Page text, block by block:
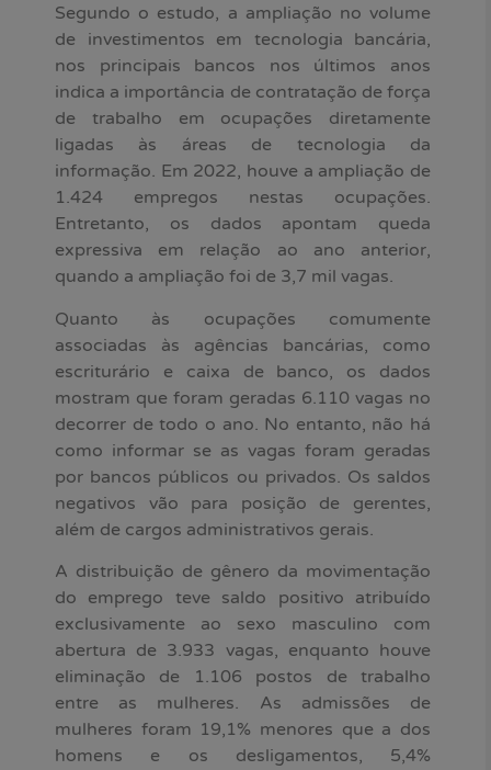
Segundo o estudo, a ampliação no volume
de investimentos em tecnologia bancária,
nos principais bancos nos últimos anos
indica a importância de contratação de força
de trabalho em ocupações diretamente
ligadas às áreas de tecnologia da
informação. Em 2022, houve a ampliação de
1.424 empregos nestas ocupações.
Entretanto, os dados apontam queda
expressiva em relação ao ano anterior,
quando a ampliação foi de 3,7 mil vagas.
Quanto às ocupações comumente
associadas às agências bancárias, como
escriturário e caixa de banco, os dados
mostram que foram geradas 6.110 vagas no
decorrer de todo o ano. No entanto, não há
como informar se as vagas foram geradas
por bancos públicos ou privados. Os saldos
negativos vão para posição de gerentes,
além de cargos administrativos gerais.
A distribuição de gênero da movimentação
do emprego teve saldo positivo atribuído
exclusivamente ao sexo masculino com
abertura de 3.933 vagas, enquanto houve
eliminação de 1.106 postos de trabalho
entre as mulheres. As admissões de
mulheres foram 19,1% menores que a dos
homens e os desligamentos, 5,4%